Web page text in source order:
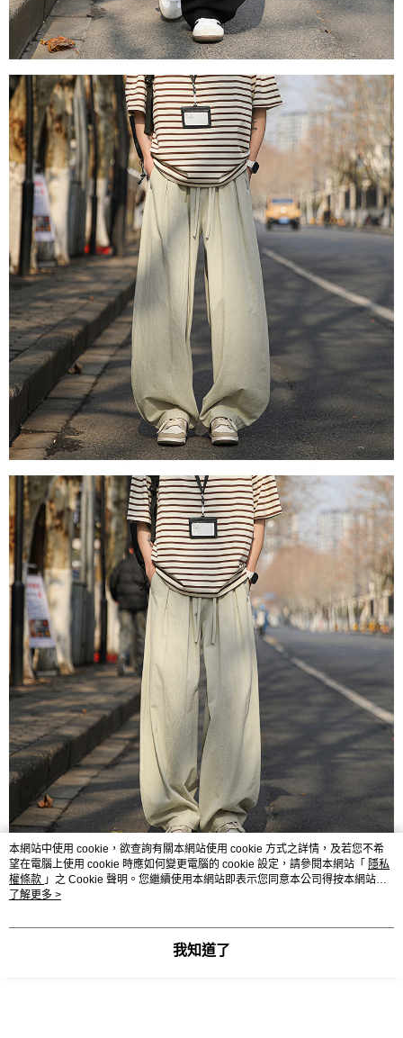
本網站中使用 cookie，欲查詢有關本網站使用 cookie 方式之詳情，及若您不希
望在電腦上使用 cookie 時應如何變更電腦的 cookie 設定，請參閱本網站「 隱私
權條款 」之 Cookie 聲明。您繼續使用本網站即表示您同意本公司得按本網站使
用條款之 Cookie 聲明使用 cookie。
了解更多 >
我知道了